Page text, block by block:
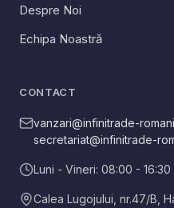
Despre Noi
Echipa Noastră
CONTACT
vanzari@infinitrade-
secretariat@infinitrade-
Luni - Vineri: 08:00 - 16:30
Calea Lugojului, nr.47/B,